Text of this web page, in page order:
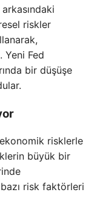
arkasındaki
riskler
Yeni Fed
bir düşüşe
ekonomik risklerle
büyük bir
risk faktörleri